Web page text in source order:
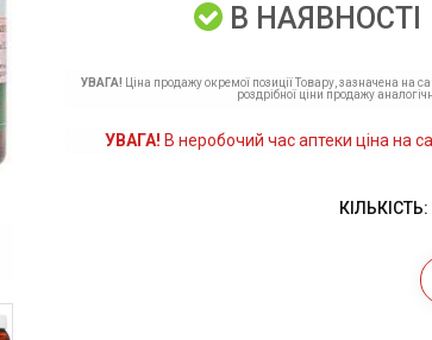
В НАЯВНОСТІ
УВАГА! Ціна продажу окремої позиції Товару, зазначена на
роздрібної ціни продажу
УВАГА! В неробочий час аптеки ціна на
КІЛЬКІСТЬ: